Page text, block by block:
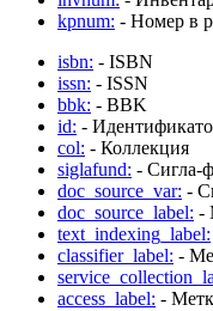
kpnum: - Номер в
isbn: - ISBN
issn: - ISSN
bbk: - BBK
id: -
col: - Коллекция
siglafund: - Сигла-
doc_source_var: -
doc_source_label: -
text_indexing_label:
classifier_label: -
access_label: -